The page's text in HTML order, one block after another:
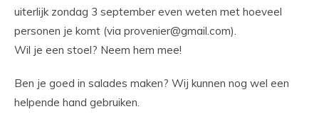
uiterlijk zondag 3 september even weten met hoeveel
personen je komt (via provenier@gmail.com).
Wil je een stoel? Neem hem mee!
Ben je goed in salades maken? Wij kunnen nog wel een
helpende hand gebruiken.